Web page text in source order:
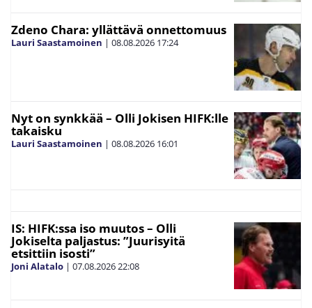
Zdeno Chara: yllättävä onnettomuus
Lauri Saastamoinen | 08.08.2026 17:24
Nyt on synkkää – Olli Jokisen HIFK:lle
takaisku
Lauri Saastamoinen | 08.08.2026 16:01
IS: HIFK:ssa iso muutos – Olli
Jokiselta paljastus: ”Juurisyitä
etsittiin isosti”
Joni Alatalo | 07.08.202622:08